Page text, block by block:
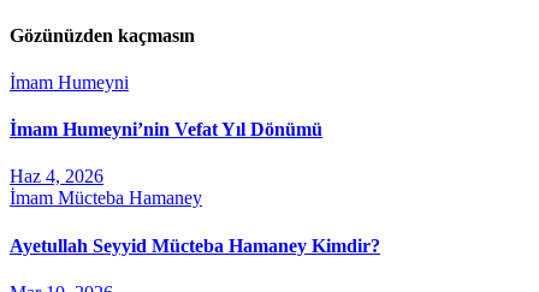
Gözünüzden kaçmasın
İmam Humeyni
İmam Humeyni’nin Vefat Yıl Dönümü
Haz 4, 2026
İmam Mücteba Hamaney
Ayetullah Seyyid Mücteba Hamaney Kimdir?